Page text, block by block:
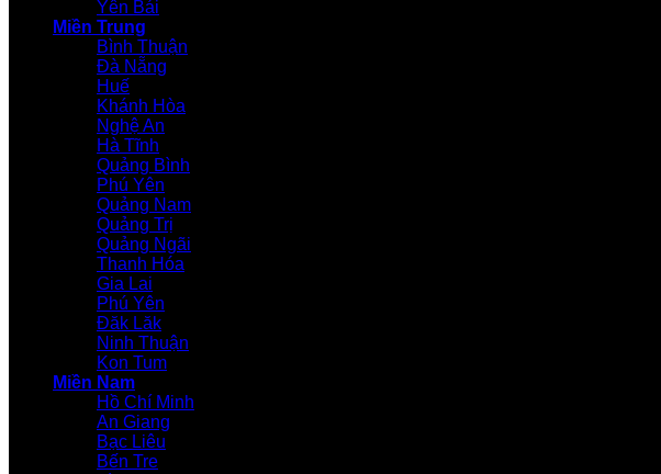
Yên Bái
Miền Trung
Bình Thuận
Đà Nẵng
Huế
Khánh Hòa
Nghệ An
Hà Tĩnh
Quảng Bình
Phú Yên
Quảng Nam
Quảng Trị
Quảng Ngãi
Thanh Hóa
Gia Lai
Phú Yên
Đăk Lăk
Ninh Thuận
Kon Tum
Miền Nam
Hồ Chí Minh
An Giang
Bạc Liêu
Bến Tre